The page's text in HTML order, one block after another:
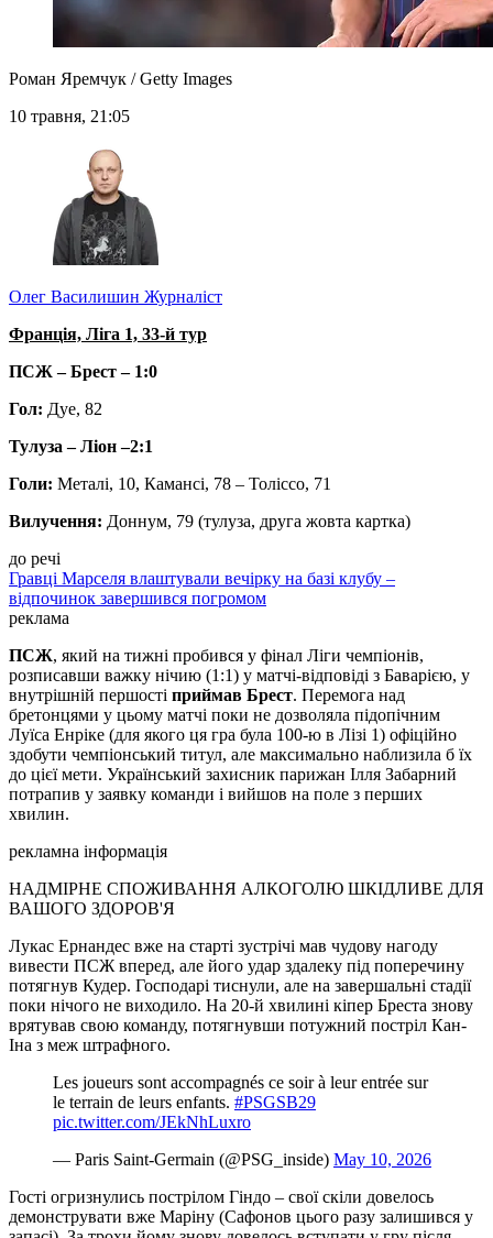
Роман Яремчук / Getty Images
10 травня, 21:05
Олег Василишин Журналіст
Франція, Ліга 1, 33-й тур
ПСЖ – Брест – 1:0
Гол: Дуе, 82
Тулуза – Ліон –2:1
Голи: Металі, 10, Камансі, 78 – Толіссо, 71
Вилучення: Доннум, 79 (тулуза, друга жовта картка)
до речі
Гравці Марселя влаштували вечірку на базі клубу –
відпочинок завершився погромом
реклама
ПСЖ, який на тижні пробився у фінал Ліги чемпіонів,
розписавши важку нічию (1:1) у матчі-відповіді з Баварією, у
внутрішній першості приймав Брест. Перемога над
бретонцями у цьому матчі поки не дозволяла підопічним
Луїса Енріке (для якого ця гра була 100-ю в Лізі 1) офіційно
здобути чемпіонський титул, але максимально наблизила б їх
до цієї мети. Український захисник парижан Ілля Забарний
потрапив у заявку команди і вийшов на поле з перших
хвилин.
рекламна інформація
НАДМІРНЕ СПОЖИВАННЯ АЛКОГОЛЮ ШКІДЛИВЕ ДЛЯ
ВАШОГО ЗДОРОВ'Я
Лукас Ернандес вже на старті зустрічі мав чудову нагоду
вивести ПСЖ вперед, але його удар здалеку під поперечину
потягнув Кудер. Господарі тиснули, але на завершальні стадії
поки нічого не виходило. На 20-й хвилині кіпер Бреста знову
врятував свою команду, потягнувши потужний постріл Кан-
Іна з меж штрафного.
Les joueurs sont accompagnés ce soir à leur entrée sur
le terrain de leurs enfants. ️ #PSGSB29
pic.twitter.com/JEkNhLuxro
— Paris Saint-Germain (@PSG_inside) May 10, 2026
Гості огризнулись пострілом Гіндо – свої скіли довелось
демонструвати вже Маріну (Сафонов цього разу залишився у